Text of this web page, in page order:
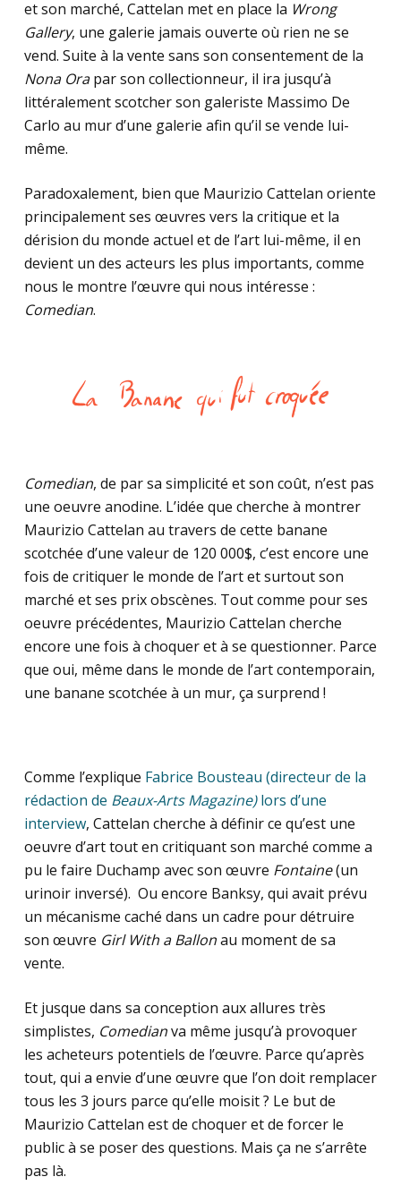
et son marché, Cattelan met en place la Wrong
Gallery, une galerie jamais ouverte où rien ne se
vend. Suite à la vente sans son consentement de la
Nona Orapar son collectionneur, il ira jusqu’à
littéralement scotcher son galeriste Massimo De
Carlo au mur d’une galerie afin qu’il se vende lui-
même.
Paradoxalement, bien que Maurizio Cattelan oriente
principalement ses œuvres vers la critique et la
dérision du monde actuel et de l’art lui-même, il en
devient un des acteurs les plus importants, comme
nous le montre l’œuvre qui nous intéresse :
Comedian.
Comedian, de par sa simplicité et son coût, n’est pas
une oeuvre anodine. L’idée que cherche à montrer
Maurizio Cattelan au travers de cette banane
scotchée d’une valeur de 120 000$, c’est encore une
fois de critiquer le monde de l’art et surtout son
marché et ses prix obscènes. Tout comme pour ses
oeuvre précédentes, Maurizio Cattelan cherche
encore une fois à choquer et à se questionner. Parce
que oui, même dans le monde de l’art contemporain,
une banane scotchée à un mur, ça surprend !
Comme l’explique Fabrice Bousteau (directeur de la
rédaction de Beaux-Arts Magazine)lors d’une
interview, Cattelan cherche à définir ce qu’est une
oeuvre d’art tout en critiquant son marché comme a
pu le faire Duchamp avec son œuvre Fontaine(un
urinoir inversé). Ou encore Banksy, qui avait prévu
un mécanisme caché dans un cadre pour détruire
son œuvre Girl With a Ballonau moment de sa
vente.
Et jusque dans sa conception aux allures très
simplistes, Comedianva même jusqu’à provoquer
les acheteurs potentiels de l’œuvre. Parce qu’après
tout, qui a envie d’une œuvre que l’on doit remplacer
tous les 3 jours parce qu’elle moisit ? Le but de
Maurizio Cattelan est de choquer et de forcer le
public à se poser des questions. Mais ça ne s’arrête
pas là.